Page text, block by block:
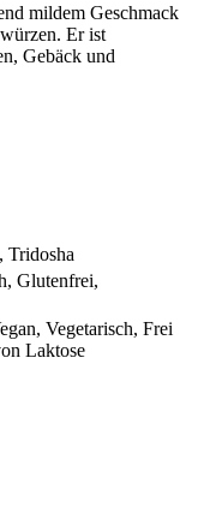
mildem Geschmack
Er ist
Gebäck und
Tridosha
Glutenfrei,
Vegetarisch, Frei
Laktose